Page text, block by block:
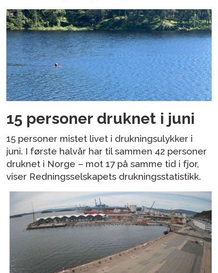
15 personer druknet i juni
15 personer mistet livet i drukningsulykker i
juni. I første halvår har til sammen 42 personer
druknet i Norge – mot 17 på samme tid i fjor,
viser Redningsselskapets drukningsstatistikk.